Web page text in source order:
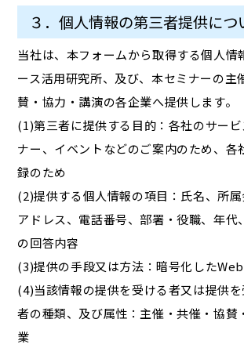
３．個人情報の第三者提供につ
当社は、本フォームから取得する個人情
ース活用研究所、及び、本セミナーの主
賛・協力・講演の各企業へ提供します。
(1)第三者に提供する目的：各社のサー
ナー、イベントなどのご案内のため、各
録のため
(2)提供する個人情報の項目：氏名、所
アドレス、電話番号、部署・役職、年代
の回答内容
(3)提供の手段又は方法：暗号化した
(4)当該情報の提供を受ける者又は提供
者の種類、及び属性：主催・共催・協賛
業